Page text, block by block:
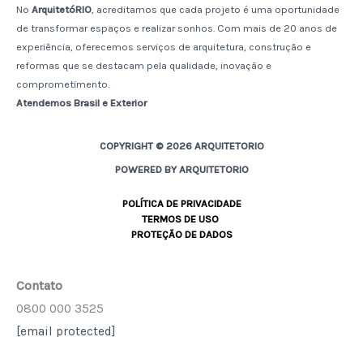
No ArquitetóRIO , acreditamos que cada projeto é uma oportunidade
de transformar espaços e realizar sonhos. Com mais de 20 anos de
experiência, oferecemos serviços de arquitetura, construção e
reformas que se destacam pela qualidade, inovação e
comprometimento.
Atendemos Brasil e Exterior
COPYRIGHT © 2026 ARQUITETORIO
POWERED BY ARQUITETORIO
POLÍTICA DE PRIVACIDADE
TERMOS DE USO
PROTEÇÃO DE DADOS
Contato
0800 000 3525
[email protected]